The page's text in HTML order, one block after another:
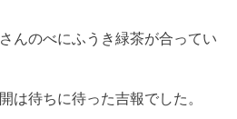
んのべにふうき緑茶が合ってい
は待ちに待った吉報でした。